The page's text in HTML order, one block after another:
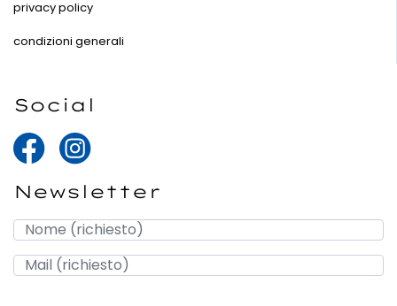
privacy policy
condizioni generali
Social
Newsletter